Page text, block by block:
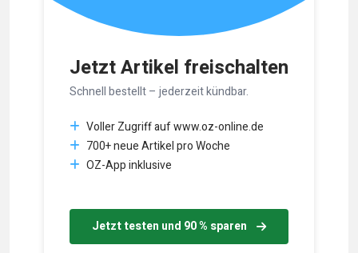
Jetzt Artikel freischalten
Schnell bestellt – jederzeit kündbar.
Voller Zugriff auf www.oz-online.de
700+ neue Artikel pro Woche
OZ-App inklusive
Jetzt testen und 90 % sparen